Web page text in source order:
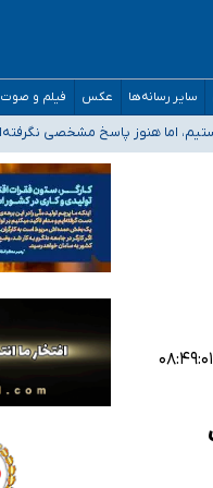
سایر رسانه‌ها عکس فیلم و صوت
نظامی دافوس آجا